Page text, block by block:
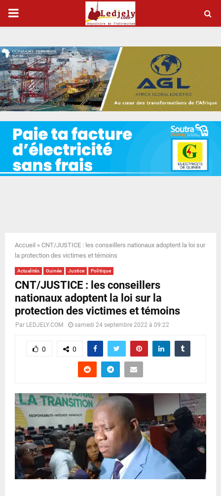
P
I
M
A
R
Y
N
U
Accueil » CNT/JUSTICE : les conseillers nationaux adoptent la loi sur
la protection des victimes et témoins
Actualités Guinée Justice Politique
CNT/JUSTICE : les conseillers
nationaux adoptent la loi sur la
protection des victimes et témoins
Par LEDJELY.COM samedi 24 septembre 2022 à 09:22
0 0